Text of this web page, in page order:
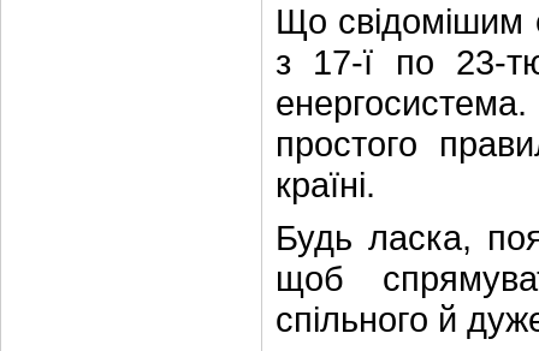
Що свідомішим
з 17-ї по 23-
простого
країні.
Будь ласка,
щоб
спільного й